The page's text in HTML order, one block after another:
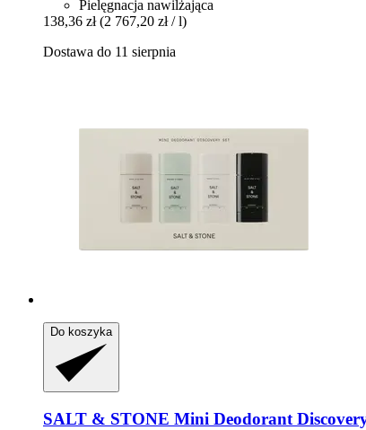
Pielęgnacja nawilżająca
138,36 zł (2 767,20 zł / l)
Dostawa do 11 sierpnia
Do koszyka
SALT & STONE Mini Deodorant